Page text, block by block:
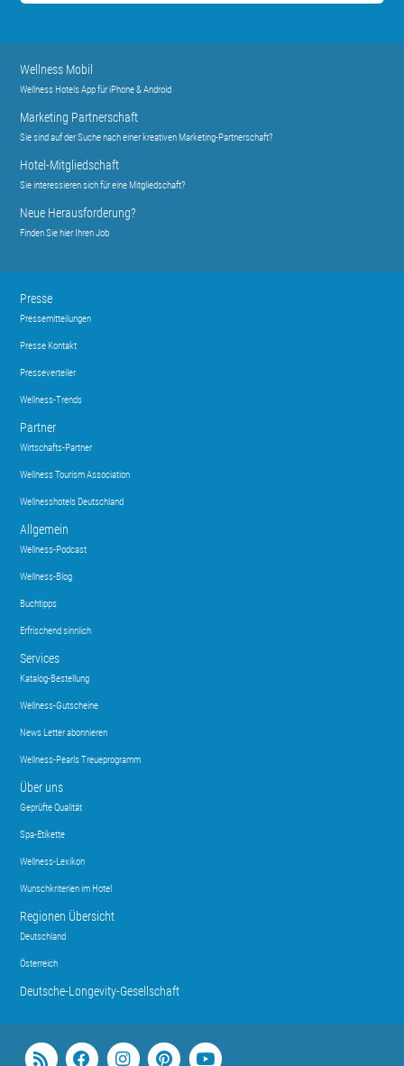
Wellness Mobil
Wellness Hotels App für iPhone & Android
Marketing Partnerschaft
Sie sind auf der Suche nach einer kreativen Marketing-Partnerschaft?
Hotel-Mitgliedschaft
Sie interessieren sich für eine Mitgliedschaft?
Neue Herausforderung?
Finden Sie hier Ihren Job
Presse
Pressemitteilungen
Presse Kontakt
Presseverteiler
Wellness-Trends
Partner
Wirtschafts-Partner
Wellness Tourism Association
Wellnesshotels Deutschland
Allgemein
Wellness-Podcast
Wellness-Blog
Buchtipps
Erfrischend sinnlich
Services
Katalog-Bestellung
Wellness-Gutscheine
News Letter abonnieren
Wellness-Pearls Treueprogramm
Über uns
Geprüfte Qualität
Spa-Etikette
Wellness-Lexikon
Wunschkriterien im Hotel
Regionen Übersicht
Deutschland
Österreich
Deutsche-Longevity-Gesellschaft